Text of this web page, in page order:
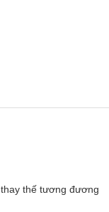
thế tương đương